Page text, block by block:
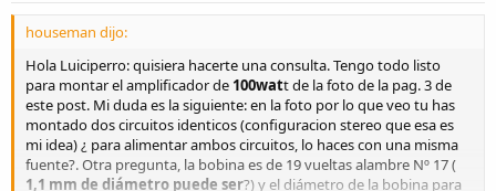
houseman dijo:
Hola Luiciperro: quisiera hacerte una consulta. Tengo todo listo
para montar el amplificador de 100watt de la foto de la pag. 3 de
este post. Mi duda es la siguiente: en la foto por lo que veo tu has
montado dos circuitos identicos (configuracion stereo que esa es
mi idea) ¿ para alimentar ambos circuitos, lo haces con una misma
fuente?. Otra pregunta, la bobina es de 19 vueltas alambre Nº 17 (
1,1 mm de diámetro puede ser?) y el diámetro de la bobina para